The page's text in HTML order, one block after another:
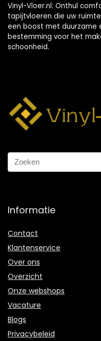
Vinyl-Vloer.nl: Onthul
tapijtvloeren die uw
een boost met duurzame
bestemming voor het
schoonheid.
Informatie
Contact
Klantenservice
Over ons
Overzicht
Onze webshops
Vacature
Blogs
Privacybeleid